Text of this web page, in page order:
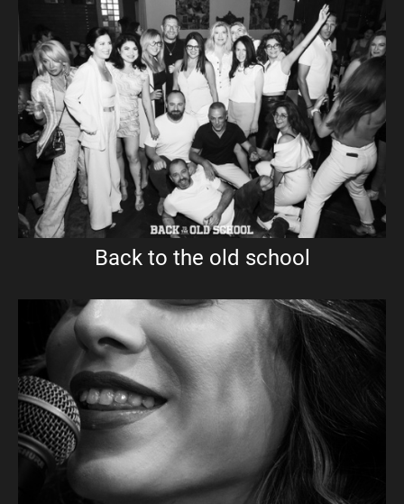
Back to the old school